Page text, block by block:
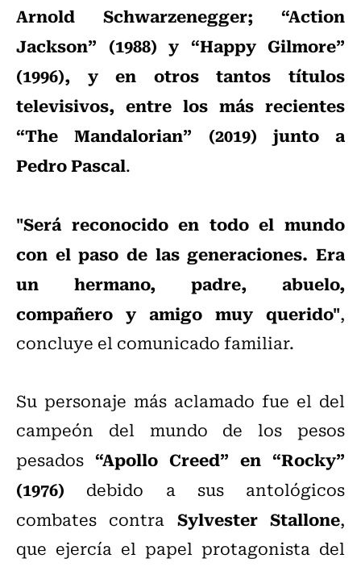
Arnold Schwarzenegger; “Action
Jackson” (1988) y “Happy Gilmore”
(1996), y en otros tantos títulos
televisivos, entre los más recientes
“The Mandalorian” (2019) junto a
Pedro Pascal.
"Será reconocido en todo el mundo
con el paso de las generaciones. Era
un hermano, padre, abuelo,
compañero y amigo muy querido",
concluye el comunicado familiar.
Su personaje más aclamado fue el del
campeón del mundo de los pesos
pesados “Apollo Creed” en “Rocky”
(1976) debido a sus antológicos
combates contra Sylvester Stallone,
que ejercía el papel protagonista del